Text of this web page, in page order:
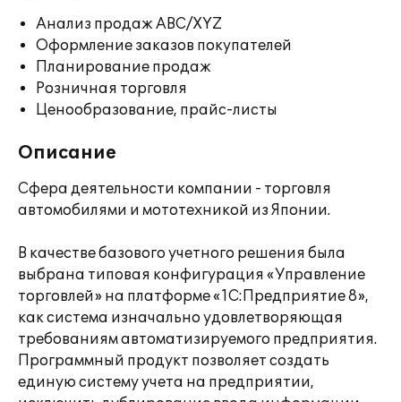
Анализ продаж ABC/XYZ
Оформление заказов покупателей
Планирование продаж
Розничная торговля
Ценообразование, прайс-листы
Описание
Сфера деятельности компании - торговля
автомобилями и мототехникой из Японии.
В качестве базового учетного решения была
выбрана типовая конфигурация «Управление
торговлей» на платформе «1С:Предприятие 8»,
как система изначально удовлетворяющая
требованиям автоматизируемого предприятия.
Программный продукт позволяет создать
единую систему учета на предприятии,